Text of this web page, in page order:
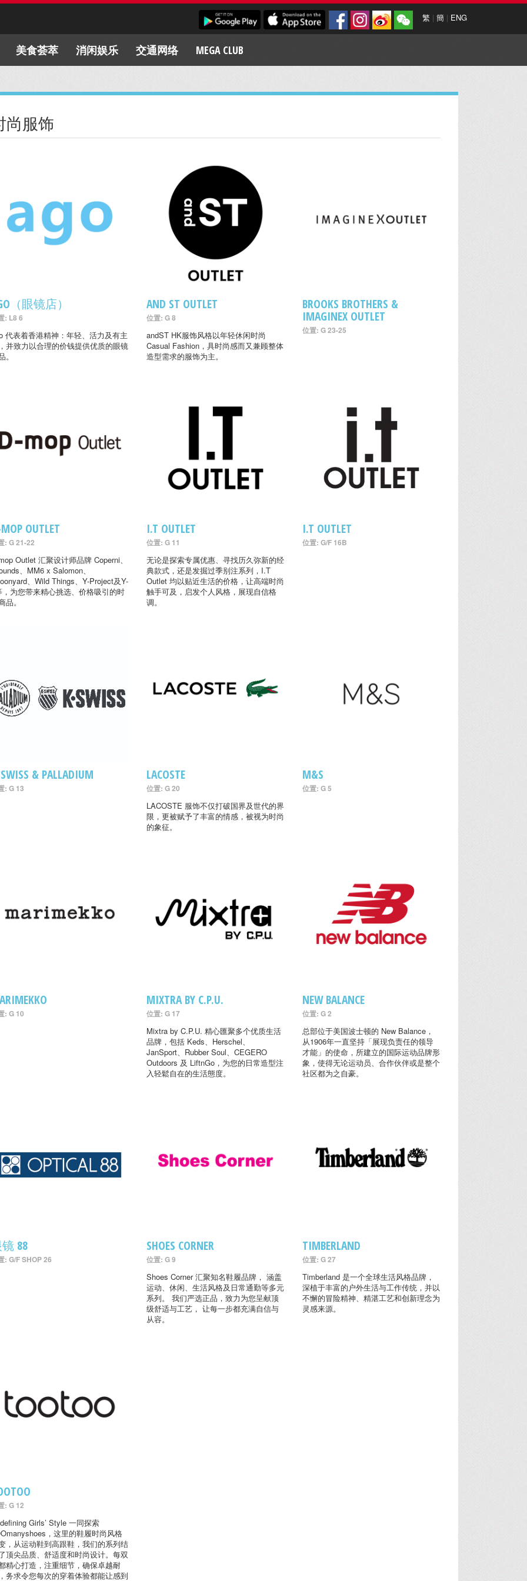
繁 | 簡 | ENG
美食荟萃 消闲娱乐 交通网络 MEGA CLUB
尚服饰
（眼镜店）
: L8 6
代表着香港精神：年轻、活力及有主
并致力以合理的价钱提供优质的眼镜
。
AND ST OUTLET
位置: G 8
andST HK服饰风格以年轻休闲时尚
Casual Fashion，具时尚感而又兼顾整体
造型需求的服饰为主。
BROOKS BROTHERS &
IMAGINEX OUTLET
位置: G 23-25
OUTLET
: G 21-22
Outlet 汇聚设计师品牌 Coperni、
、MM6 x Salomon、
、Wild Things、Y-Project及Y-
，为您带来精心挑选、价格吸引的时
品。
I.T OUTLET
位置: G 11
无论是探索专属优惠、寻找历久弥新的经
典款式，还是发掘过季别注系列，I.T
Outlet 均以贴近生活的价格，让高端时尚
触手可及，启发个人风格，展现自信格
调。
I.T OUTLET
位置: G/F 16B
& PALLADIUM
: G 13
LACOSTE
位置: G 20
LACOSTE 服饰不仅打破国界及世代的界
限，更被赋予了丰富的情感，被视为时尚
的象征。
M&S
位置: G 5
: G 10
MIXTRA BY C.P.U.
位置: G 17
Mixtra by C.P.U. 精心匯聚多个优质生活
品牌，包括 Keds、Herschel、
JanSport、Rubber Soul、CEGERO
Outdoors 及 LiftnGo，为您的日常造型注
入轻鬆自在的生活態度。
NEW BALANCE
位置: G 2
总部位于美国波士顿的 New Balance，
从1906年一直坚持「展现负责任的领导
才能」的使命，所建立的国际运动品牌形
象，使得无论运动员、合作伙伴或是整个
社区都为之自豪。
88
: G/F SHOP 26
SHOES CORNER
位置: G 9
Shoes Corner 汇聚知名鞋履品牌， 涵盖
运动、休闲、生活风格及日常通勤等多元
系列。 我们严选正品，致力为您呈献顶
级舒适与工艺， 让每一步都充满自信与
从容。
TIMBERLAND
位置: G 27
Timberland 是一个全球生活风格品牌，
深植于丰富的户外生活与工作传统，并以
不懈的冒险精神、精湛工艺和创新理念为
灵感来源。
: G 12
Girls’ Style 一同探索
，这里的鞋履时尚风格
，从运动鞋到高跟鞋，我们的系列结
顶尖品质、舒适度和时尚设计。每双
精心打造，注重细节，确保卓越耐
务求令您每次的穿着体验都能让感到